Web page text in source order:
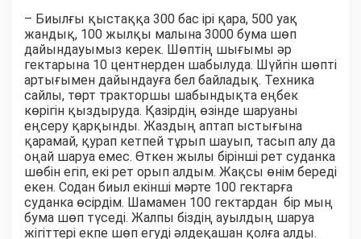
– Биылғы қыстаққа 300 бас ірі қара, 500 уақ
жандық, 100 жылқы малына 3000 бума шөп
дайындауымыз керек. Шөптің шығымы әр
гектарына 10 центнерден шабылуда. Шүйгін шөпті
артығымен дайындауға бел байладық. Техника
сайлы, төрт тракторшы шабындықта еңбек
көрігін қыздыруда. Қазірдің өзінде шаруаны
еңсеру қарқынды. Жаздың аптап ыстығына
қарамай, қурап кетпей тұрып шауып, тасып алу да
оңай шаруа емес. Өткен жылы бірінші рет суданка
шөбін егіп, екі рет орып алдым. Жақсы өнім береді
екен. Содан биыл екінші мәрте 100 гектарға
суданка өсірдім. Шамамен 100 гектардан бір мың
бума шөп түседі. Жалпы біздің ауылдың шаруа
жігіттері екпе шөп егуді әлдеқашан қолға алды.